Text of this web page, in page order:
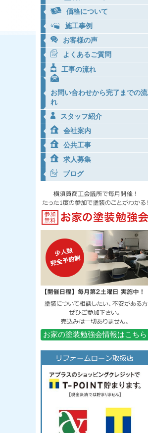
価格について
施工事例
お客様の声
よくあるご質問
工事の流れ
お問い合わせから完了までの流
れ
スタッフ紹介
会社案内
公共工事
求人募集
ブログ
お家の塗装勉強会情報はこちら